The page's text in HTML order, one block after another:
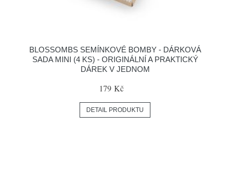
BLOSSOMBS SEMÍNKOVÉ BOMBY - DÁRKOVÁ
SADA MINI (4 KS) - ORIGINÁLNÍ A PRAKTICKÝ
DÁREK V JEDNOM
179 Kč
DETAIL PRODUKTU